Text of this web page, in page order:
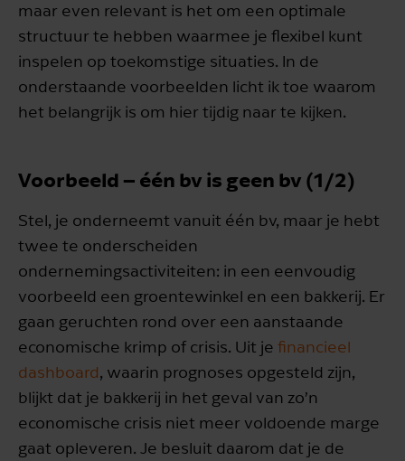
maar even relevant is het om een optimale
structuur te hebben waarmee je flexibel kunt
inspelen op toekomstige situaties. In de
onderstaande voorbeelden licht ik toe waarom
het belangrijk is om hier tijdig naar te kijken.
Voorbeeld – één bv is geen bv (1/2)
Stel, je onderneemt vanuit één bv, maar je hebt
twee te onderscheiden
ondernemingsactiviteiten: in een eenvoudig
voorbeeld een groentewinkel en een bakkerij. Er
gaan geruchten rond over een aanstaande
economische krimp of crisis. Uit je financieel
dashboard, waarin prognoses opgesteld zijn,
blijkt dat je bakkerij in het geval van zo’n
economische crisis niet meer voldoende marge
gaat opleveren. Je besluit daarom dat je de